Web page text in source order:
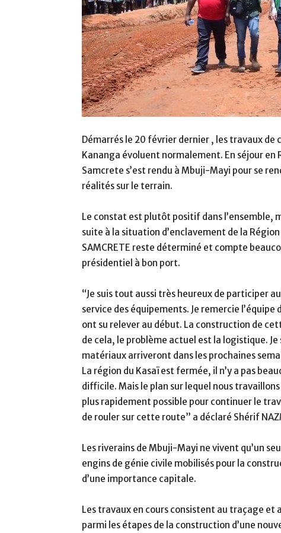
Démarrés le 20 février dernier , les travaux
Kananga évoluent normalement. En séjour en
Samcrete s’est rendu à Mbuji-Mayi pour se
réalités sur le terrain.
Le constat est plutôt positif dans l’ensemble,
suite à la situation d’enclavement de la
SAMCRETE reste déterminé et compte
présidentiel à bon port.
“Je suis tout aussi très heureux de participer
service des équipements. Je remercie l’équipe
ont su relever au début. La construction de
de cela, le problème actuel est la logistique.
matériaux arriveront dans les prochaines
La région du Kasaï est fermée, il n’y a pas
difficile. Mais le plan sur lequel nous
plus rapidement possible pour continuer le
de rouler sur cette route” a déclaré Shérif
Les riverains de Mbuji-Mayi ne vivent qu’un
engins de génie civile mobilisés pour la
d’une importance capitale.
Les travaux en cours consistent au traçage et
parmi les étapes de la construction d’une